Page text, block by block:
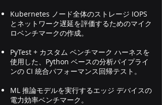
Kubernetes ノード全体のストレージ IOPS
とネットワーク遅延を評価するためのマイク
ロベンチマークの作成。
PyTest + カスタム ベンチマーク ハーネスを
使用した、Python ベースの分析パイプライ
ンの CI 統合パフォーマンス回帰テスト。
ML 推論モデルを実行するエッジ デバイスの
電力効率ベンチマーク。